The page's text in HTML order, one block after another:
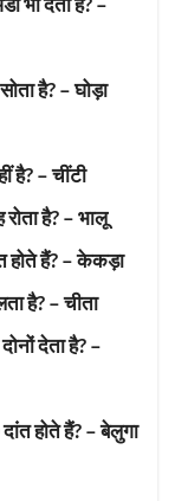
है? –घोड़ा
है? –चींटी
है? –भालू
होते हैं? –केकड़ा
है? –चीता
देता है? –
होते हैं? –बेलुगा